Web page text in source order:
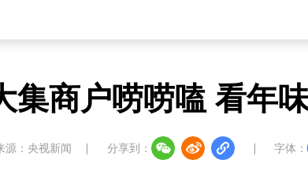
集商户唠唠嗑 看年
源：央视新闻 分享到： 字体：